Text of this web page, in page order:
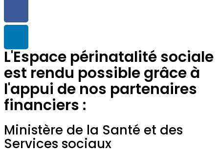
L'Espace périnatalité sociale
est rendu possible grâce à
l'appui de nos partenaires
financiers :
Ministère de la Santé et des
Services sociaux